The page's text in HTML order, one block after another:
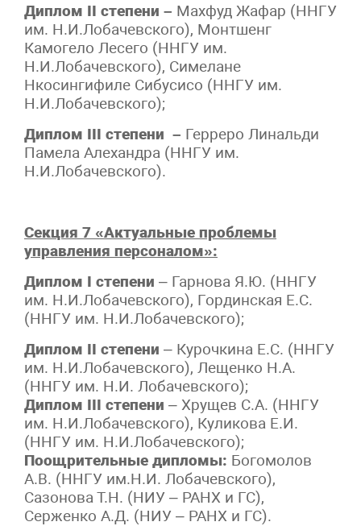
Диплом II степени – Махфуд Жафар (ННГУ
им. Н.И.Лобачевского), Монтшенг
Камогело Лесего (ННГУ им.
Н.И.Лобачевского), Симелане
Нкосингифиле Сибусисо (ННГУ им.
Н.И.Лобачевского);
Диплом III степени – Герреро Линальди
Памела Алехандра (ННГУ им.
Н.И.Лобачевского).
Секция 7 «Актуальные проблемы
управления персоналом»:
Диплом I степени – Гарнова Я.Ю. (ННГУ
им. Н.И.Лобачевского), Гординская Е.С.
(ННГУ им. Н.И.Лобачевского);
Диплом II степени – Курочкина Е.С. (ННГУ
им. Н.И.Лобачевского), Лещенко Н.А.
(ННГУ им. Н.И. Лобачевского);
Диплом III степени – Хрущев С.А. (ННГУ
им. Н.И.Лобачевского), Куликова Е.И.
(ННГУ им. Н.И.Лобачевского);
Поощрительные дипломы: Богомолов
А.В. (ННГУ им.Н.И. Лобачевского),
Сазонова Т.Н. (НИУ – РАНХ и ГС),
Серженко А.Д. (НИУ – РАНХ и ГС).